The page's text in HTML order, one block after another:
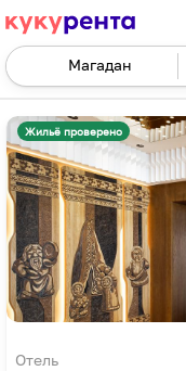
Жильё проверено
Отель